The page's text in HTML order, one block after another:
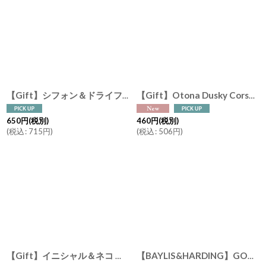
【Gift】シフォン＆ドライフラワー Chiffon Ribbon Gift Wrapping 有料ギフトラッピング (ドライフラワー クラフト紙 シフォンリボン）
650円(税別)
(税込: 715円)
【Gift】Otona Dusky Corsage オトナ ダスキーコサージュ Gift Wrapping 有料ギフトラッピング (プリザーブドフラワー・ドライフラワー・ゴールド紐）
460円(税別)
(税込: 506円)
【Gift】イニシャル＆ネコ チャーム カスタマイズ ギフトラッピング クラフト紙 有料ギフトラッピング 猫好き 【BAYLIS&HARDING】GOODNESS SLEEP ボディウォッシュ 500ml （ラベンダー＆ベルガモット） ボディーソープ 質の良い睡眠 ベイリス＆ハーディング イギリス製